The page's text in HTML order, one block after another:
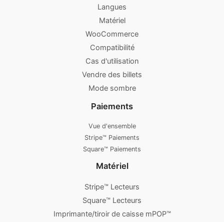
Langues
Matériel
WooCommerce
Compatibilité
Cas d'utilisation
Vendre des billets
Mode sombre
Paiements
Vue d'ensemble
Stripe™ Paiements
Square™ Paiements
Matériel
Stripe™ Lecteurs
Square™ Lecteurs
Imprimante/tiroir de caisse mPOP™